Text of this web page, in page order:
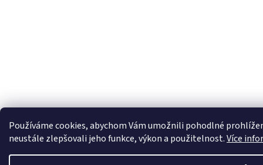
Používáme cookies, abychom Vám umožnili pohodlné
neustále zlepšovali jeho funkce, výkon a použitelnost.Více